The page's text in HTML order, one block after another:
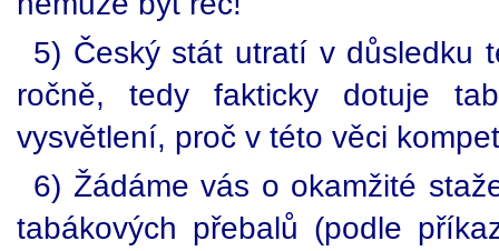
5) Český stát utratí v důsledku
ročně, tedy fakticky dotuje
vysvětlení, proč v této věci
6) Žádáme vás o okamžité
tabákových přebalů (podle